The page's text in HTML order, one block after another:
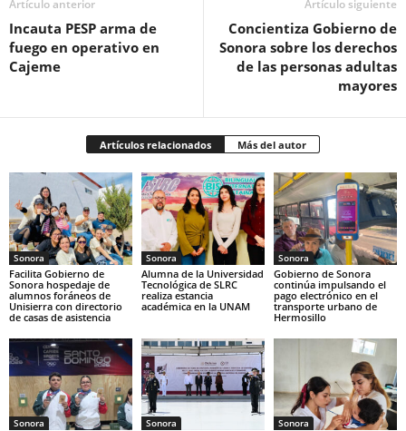
Artículo anterior
Incauta PESP arma de
fuego en operativo en
Cajeme
Artículo siguiente
Concientiza Gobierno de
Sonora sobre los derechos
de las personas adultas
mayores
Artículos relacionados Más del autor
Sonora
Facilita Gobierno de
Sonora hospedaje de
alumnos foráneos de
Unisierra con directorio
de casas de asistencia
Sonora
Alumna de la Universidad
Tecnológica de SLRC
realiza estancia
académica en la UNAM
Sonora
Gobierno de Sonora
continúa impulsando el
pago electrónico en el
transporte urbano de
Hermosillo
Sonora Sonora Sonora